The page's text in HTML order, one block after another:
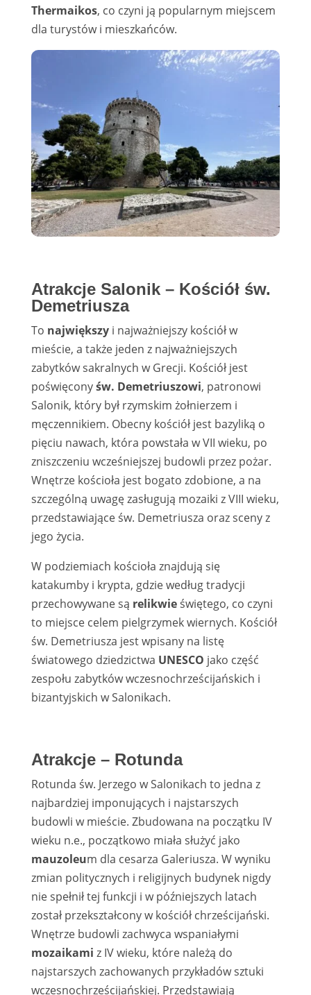
Thermaikos, co czyni ją popularnym miejscem
dla turystów i mieszkańców.
Atrakcje Salonik – Kościół św.
Demetriusza
To największyi najważniejszy kościół w
mieście, a także jeden z najważniejszych
zabytków sakralnych w Grecji. Kościół jest
poświęconyśw. Demetriuszowi, patronowi
Salonik, który był rzymskim żołnierzem i
męczennikiem. Obecny kościół jest bazyliką o
pięciu nawach, która powstała w VII wieku, po
zniszczeniu wcześniejszej budowli przez pożar.
Wnętrze kościoła jest bogato zdobione, a na
szczególną uwagę zasługują mozaiki z VIII wieku,
przedstawiające św. Demetriusza oraz sceny z
jego życia.
W podziemiach kościoła znajdują się
katakumby i krypta, gdzie według tradycji
przechowywane są relikwieświętego, co czyni
to miejsce celem pielgrzymek wiernych. Kościół
św. Demetriusza jest wpisany na listę
światowego dziedzictwa UNESCO jako część
zespołu zabytków wczesnochrześcijańskich i
bizantyjskich w Salonikach.
Atrakcje – Rotunda
Rotunda św. Jerzego w Salonikach to jedna z
najbardziej imponujących i najstarszych
budowli w mieście. Zbudowana na początku IV
wieku n.e., początkowo miała służyć jako
mauzoleum dla cesarza Galeriusza. W wyniku
zmian politycznych i religijnych budynek nigdy
nie spełnił tej funkcji i w późniejszych latach
został przekształcony w kościół chrześcijański.
Wnętrze budowli zachwyca wspaniałymi
mozaikami z IV wieku, które należą do
najstarszych zachowanych przykładów sztuki
wczesnochrześcijańskiej. Przedstawiają